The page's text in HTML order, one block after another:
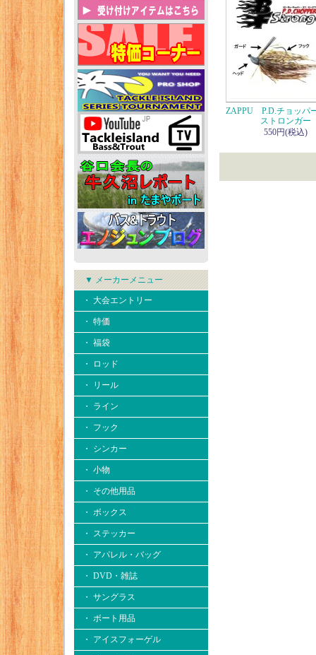
▼ メーカーメニュー
・ 大会エントリー
・ 特価
・ 福袋
・ ロッド
・ リール
・ ライン
・ フック
・ シンカー
・ 小物
・ その他用品
・ ボックス
・ ステッカー
・ アパレル・バッグ
・ DVD・雑誌
・ サングラス
・ ボート用品
・ アイスフォーゲル
ZAPPU P.D.チョッパ
ストロンガー
550円(税込)